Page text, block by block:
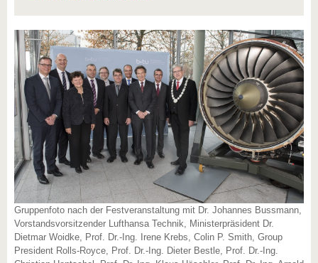
Gruppenfoto nach der Festveranstaltung mit Dr. Johannes Bussmann,
Vorstandsvorsitzender Lufthansa Technik, Ministerpräsident Dr.
Dietmar Woidke, Prof. Dr.-Ing. Irene Krebs, Colin P. Smith, Group
President Rolls-Royce, Prof. Dr.-Ing. Dieter Bestle, Prof. Dr.-Ing.